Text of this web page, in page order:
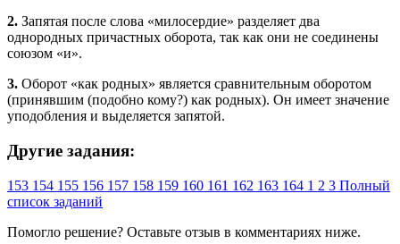
2. Запятая после слова «милосердие» разделяет два
однородных причастных оборота, так как они не соединены
союзом «и».
3. Оборот «как родных» является сравнительным оборотом
(принявшим (подобно кому?) как родных). Он имеет значение
уподобления и выделяется запятой.
Другие задания:
153 154 155 156 157 158 159 160 161 162 163 164 1 2 3 Полный
список заданий
Помогло решение? Оставьте отзыв в комментариях ниже.